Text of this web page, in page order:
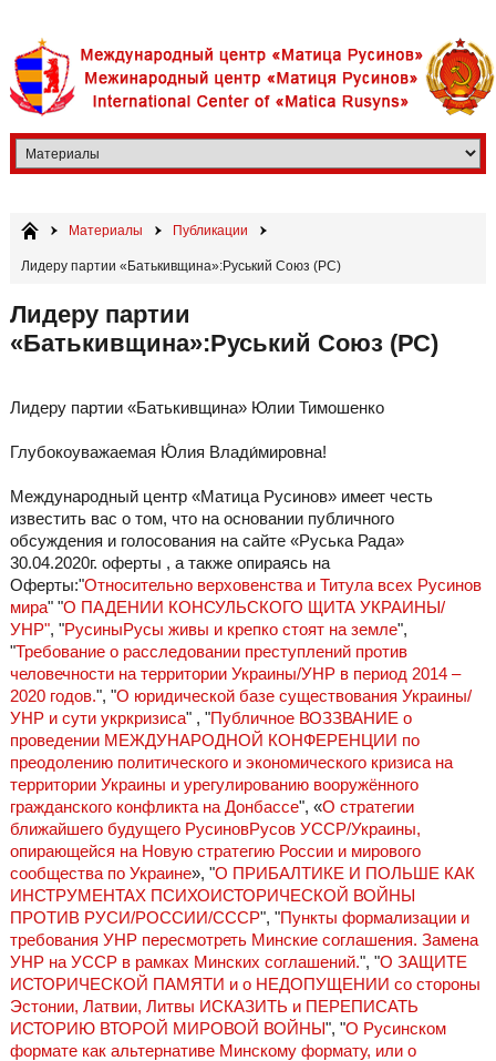
Материалы Публикации
Лидеру партии «Батькивщина»:Руський Союз (РС)
Лидеру партии
«Батькивщина»:Руський Союз (РС)
Лидеру партии «Батькивщина» Юлии Тимошенко
Глубокоуважаемая Ю́лия Влади́мировна!
Международный центр «Матица Русинов» имеет честь
известить вас о том, что на основании публичного
обсуждения и голосования на сайте «Руська Рада»
30.04.2020г. оферты , а также опираясь на
Оферты:"Относительно верховенства и Титула всех Русинов
мира" "О ПАДЕНИИ КОНСУЛЬСКОГО ЩИТА УКРАИНЫ/
УНР", "РусиныРусы живы и крепко стоят на земле",
"Требование о расследовании преступлений против
человечности на территории Украины/УНР в период 2014 –
2020 годов.", "О юридической базе существования Украины/
УНР и сути укркризиса" , "Публичное ВОЗЗВАНИЕ о
проведении МЕЖДУНАРОДНОЙ КОНФЕРЕНЦИИ по
преодолению политического и экономического кризиса на
территории Украины и урегулированию вооружённого
гражданского конфликта на Донбассе", «О стратегии
ближайшего будущего РусиновРусов УССР/Украины,
опирающейся на Новую стратегию России и мирового
сообщества по Украине», "О ПРИБАЛТИКЕ И ПОЛЬШЕ КАК
ИНСТРУМЕНТАХ ПСИХОИСТОРИЧЕСКОЙ ВОЙНЫ
ПРОТИВ РУСИ/РОССИИ/СССР", "Пункты формализации и
требования УНР пересмотреть Минские соглашения. Замена
УНР на УССР в рамках Минских соглашений.", "О ЗАЩИТЕ
ИСТОРИЧЕСКОЙ ПАМЯТИ и о НЕДОПУЩЕНИИ со стороны
Эстонии, Латвии, Литвы ИСКАЗИТЬ и ПЕРЕПИСАТЬ
ИСТОРИЮ ВТОРОЙ МИРОВОЙ ВОЙНЫ", "О Русинском
формате как альтернативе Минскому формату, или о